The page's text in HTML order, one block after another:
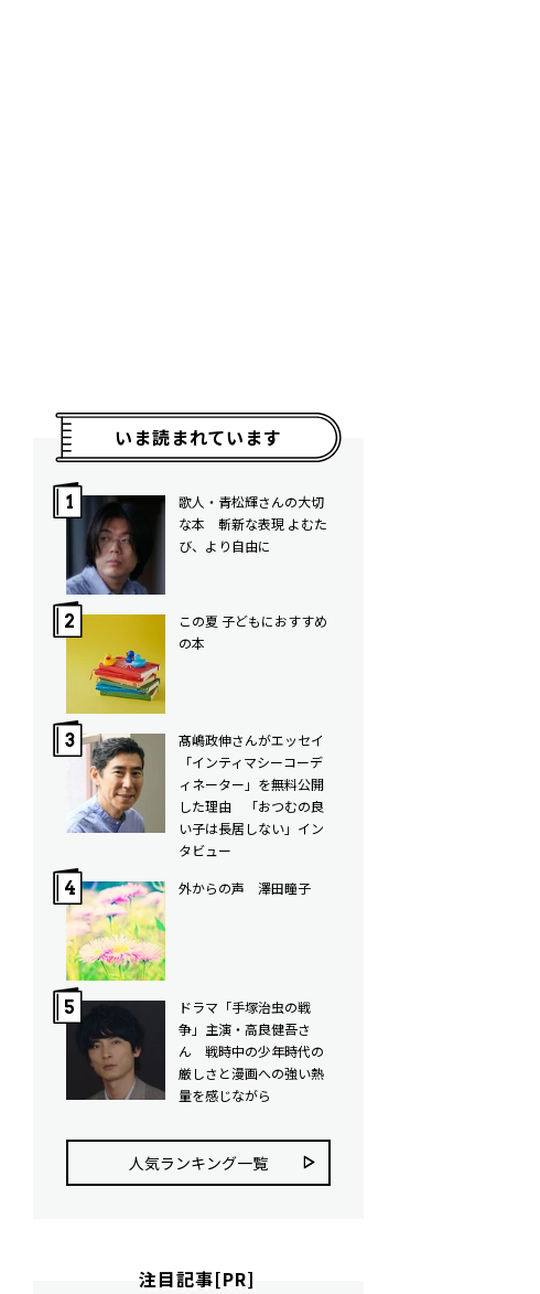
いま読まれています
歌人・青松輝さんの大切
な本 斬新な表現 よむた
び、より自由に
この夏 子どもにおすすめ
の本
髙嶋政伸さんがエッセイ
「インティマシーコーデ
ィネーター」を無料公開
した理由 「おつむの良
い子は長居しない」イン
タビュー
外からの声 澤田瞳子
ドラマ「手塚治虫の戦
争」主演・高良健吾さ
ん 戦時中の少年時代の
厳しさと漫画への強い熱
量を感じながら
人気ランキング⼀覧
注目記事[PR]